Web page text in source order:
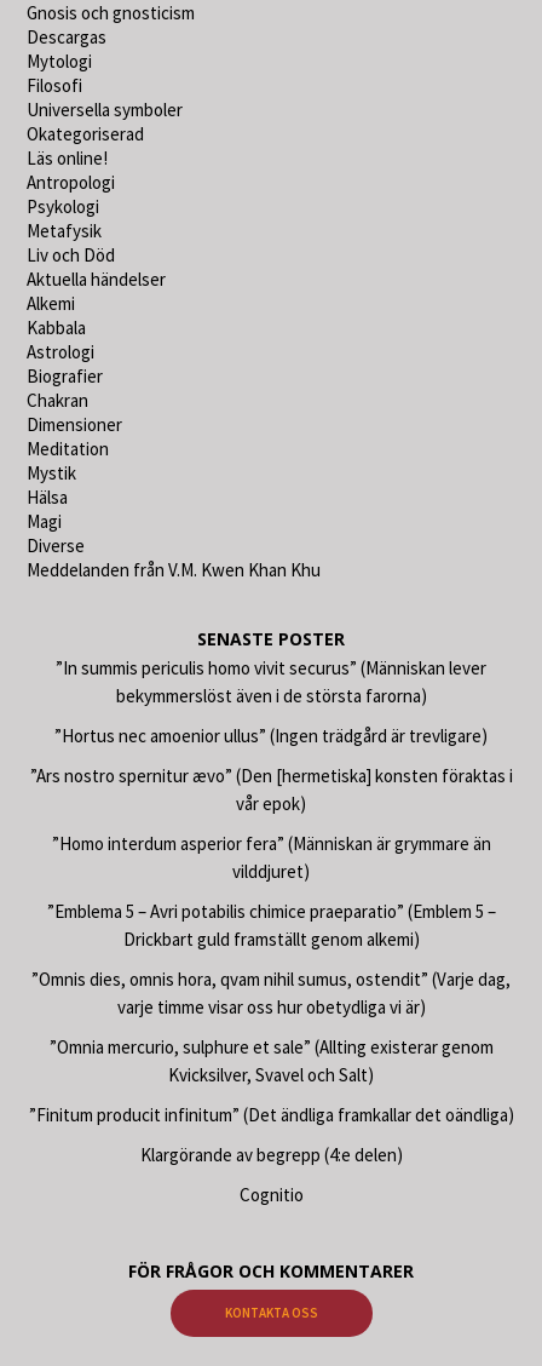
Gnosis och gnosticism
Descargas
Mytologi
Filosofi
Universella symboler
Okategoriserad
Läs online!
Antropologi
Psykologi
Metafysik
Liv och Död
Aktuella händelser
Alkemi
Kabbala
Astrologi
Biografier
Chakran
Dimensioner
Meditation
Mystik
Hälsa
Magi
Diverse
Meddelanden från V.M. Kwen Khan Khu
SENASTE POSTER
”In summis periculis homo vivit securus” (Människan lever
bekymmerslöst även i de största farorna)
”Hortus nec amoenior ullus” (Ingen trädgård är trevligare)
”Ars nostro spernitur ævo” (Den [hermetiska] konsten föraktas i
vår epok)
”Homo interdum asperior fera” (Människan är grymmare än
vilddjuret)
”Emblema 5 – Avri potabilis chimice praeparatio” (Emblem 5 –
Drickbart guld framställt genom alkemi)
”Omnis dies, omnis hora, qvam nihil sumus, ostendit” (Varje dag,
varje timme visar oss hur obetydliga vi är)
”Omnia mercurio, sulphure et sale” (Allting existerar genom
Kvicksilver, Svavel och Salt)
”Finitum producit infinitum” (Det ändliga framkallar det oändliga)
Klargörande av begrepp (4:e delen)
Cognitio
FÖR FRÅGOR OCH KOMMENTARER
KONTAKTA OSS